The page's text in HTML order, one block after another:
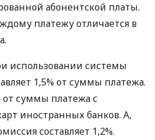
абонентской платы.
платежу отличается в
использовании системы
1,5% от суммы платежа.
от суммы платежа с
иностранных банков. А,
составляет 1,2%.